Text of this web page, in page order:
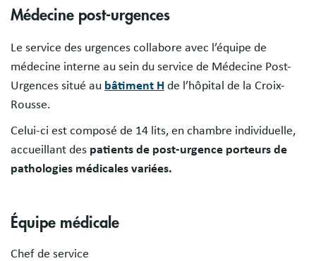
Médecine post-urgences
Le service des urgences collabore avec l’équipe de
médecine interne au sein du service de Médecine Post-
Urgences situé au bâtiment H de l’hôpital de la Croix-
Rousse.
Celui-ci est composé de 14 lits, en chambre individuelle,
accueillant des patients de post-urgence porteurs de
pathologies médicales variées.
Équipe médicale
Chef de service